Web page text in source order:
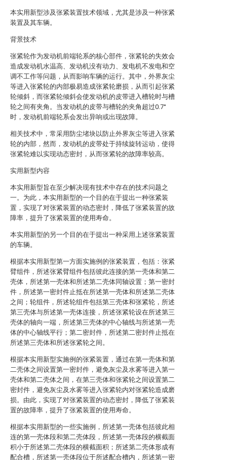
本实用新型涉及张紧装置技术领域，尤其是涉及一种张紧
装置及其车辆。
背景技术
张紧轮作为发动机前端轮系的核心部件，张紧轮的失效会
造成发动机水温高、发动机没有动力、发电机不发电和空
调不工作等问题，从而影响车辆的运行。其中，外界灰尘
等进入张紧轮的内部极易造成张紧轮磨损，从而引起张紧
轮倾斜，而张紧轮倾斜会使发动机的皮带进入槽轮时与槽
轮之间有夹角。当发动机的皮带与槽轮的夹角超过0.7°
时，发动机前端轮系会发出异响或出现故障。
相关技术中，常采用防尘堵块以防止外界灰尘等进入张紧
轮的内部，然而，发动机的皮带处于持续旋转运动，使得
张紧轮难以实现动态密封，从而张紧轮的故障率较高。
实用新型内容
本实用新型旨在至少解决现有技术中存在的技术问题之
一。为此，本实用新型的一个目的在于提出一种张紧装
置，实现了对张紧装置的动态密封，降低了张紧装置的故
障率，提升了张紧装置的使用寿命。
本实用新型的另一个目的在于提出一种采用上述张紧装置
的车辆。
根据本实用新型第一方面实施例的张紧装置，包括：张紧
臂组件，所述张紧臂组件包括彼此连接的第一壳体和第二
壳体，所述第一壳体和所述第二壳体同轴设置；第一密封
件，所述第一密封件止抵在所述第一壳体和所述第二壳体
之间；轮组件，所述轮组件包括第三壳体和张紧轮，所述
第三壳体与所述第一壳体连接，所述张紧轮设在所述第三
壳体的轴向一端，所述第三壳体的中心轴线与所述第一壳
体的中心轴线平行；第二密封件，所述第二密封件止抵在
所述第三壳体和所述张紧轮之间。
根据本实用新型实施例的张紧装置，通过在第一壳体和第
二壳体之间设置第一密封件，避免灰尘及水雾等进入第一
壳体和第二壳体之间，在第三壳体和张紧轮之间设置第二
密封件，避免灰尘及水雾等进入张紧轮内对张紧轮造成磨
损。由此，实现了对张紧装置的动态密封，降低了张紧装
置的故障率，提升了张紧装置的使用寿命。
根据本实用新型的一些实施例，所述第一壳体包括彼此相
连的第一壳体段和第二壳体段，所述第一壳体段的横截面
积小于所述第二壳体段的横截面积；所述第二壳体形成有
配合槽，所述第一壳体段位于所述配合槽内，所述第一密